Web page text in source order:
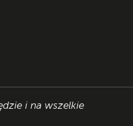
i na wszelkie